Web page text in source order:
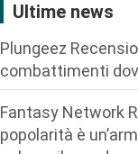
Ultime news
Plungeez
combattimenti
Fantasy Network
popolarità è